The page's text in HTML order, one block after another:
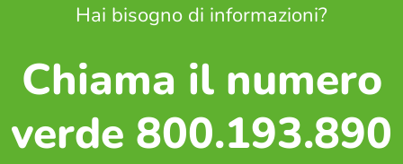
Hai bisogno di informazioni?
Chiama il numero
verde 800.193.890